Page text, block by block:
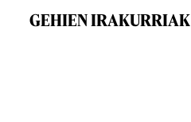
GEHIEN IRAKURRIAK